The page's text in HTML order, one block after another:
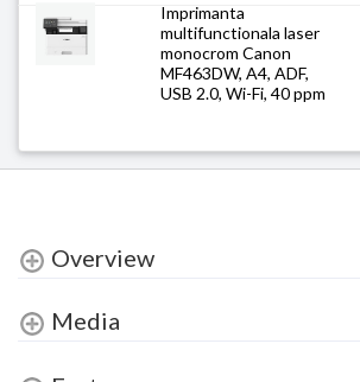
Imprimanta
multifunctionala laser
monocrom Canon
MF463DW, A4, ADF,
USB 2.0, Wi-Fi, 40 ppm
Overview
Media